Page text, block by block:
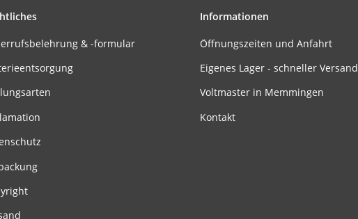
& -formular
Informationen
Öffnungszeiten und Anfahrt
Eigenes Lager - schneller Versand
Voltmaster in Memmingen
Kontakt